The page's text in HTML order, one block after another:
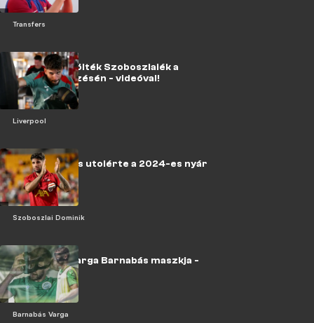
Transfers
Liverpool
Egymást püfölték Szoboszlaiék a
Liverpool edzésén - videóval!
Szoboszlai Dominik
Szoboszlait is utolérte a 2024-es nyár
átka - VIDEÓ!
Barnabás Varga
Így készült Varga Barnabás maszkja -
videóval!